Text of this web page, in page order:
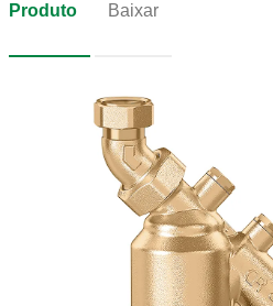
Produto Baixar